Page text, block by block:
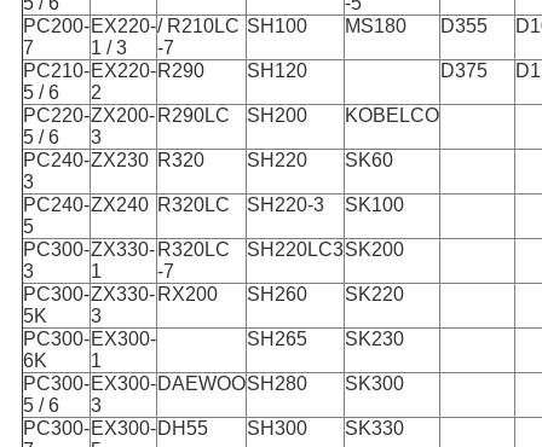
PC200-
7
EX220-
1 / 3
/ R210LC
-7
SH100 MS180 D355
PC210-
5 / 6
EX220-
2
R290 SH120 D375
PC220-
5 / 6
ZX200-
3
R290LC SH200 KOBELCO
PC240-
3
ZX230 R320 SH220 SK60
PC240-
5
ZX240 R320LC SH220-3 SK100
PC300-
3
ZX330-
1
R320LC
-7
SH220LC3SK200
PC300-
5K
ZX330-
3
RX200 SH260 SK220
PC300-
6K
EX300-
1
SH265 SK230
PC300-
5 / 6
EX300-
3
DAEWOOSH280 SK300
PC300-EX300-DH55 SH300 SK330